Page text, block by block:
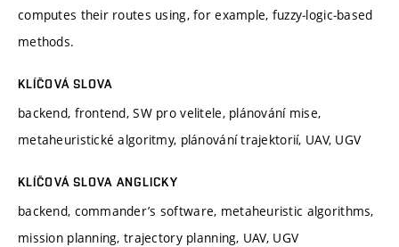
computes their routes using, for example, fuzzy‑logic‑based
methods.
KLÍČOVÁ SLOVA
backend, frontend, SW pro velitele, plánování mise,
metaheuristické algoritmy, plánování trajektorií, UAV, UGV
KLÍČOVÁ SLOVA ANGLICKY
backend, commander’s software, metaheuristic algorithms,
mission planning, trajectory planning, UAV, UGV